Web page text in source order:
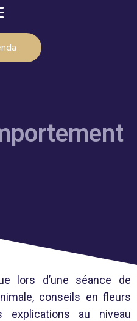
lors d’une séance de
conseils en fleurs
au niveau